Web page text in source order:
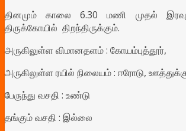
தினமும் காலை 6.30 மணி முதல்
திருக்கோயில் திறந்திருக்கும்.
அருகிலுள்ள விமானதளம் : கோயம்புத்தூர்,
அருகிலுள்ள ரயில் நிலையம் : ஈரோடு,
பேருந்து வசதி : உண்டு
தங்கும் வசதி : இல்லை